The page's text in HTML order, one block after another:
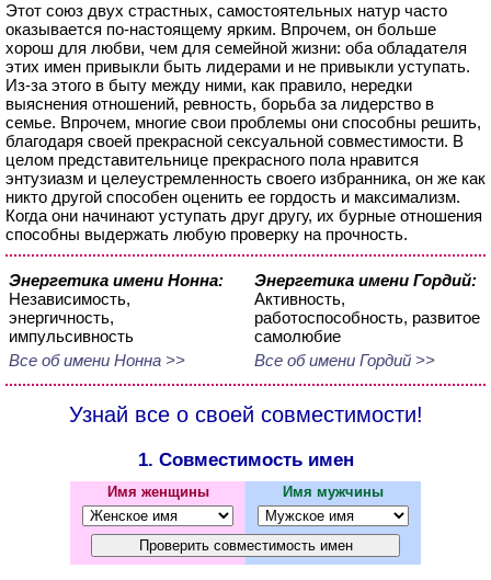
Этот союз двух страстных, самостоятельных натур часто
оказывается по-настоящему ярким. Впрочем, он больше
хорош для любви, чем для семейной жизни: оба обладателя
этих имен привыкли быть лидерами и не привыкли уступать.
Из-за этого в быту между ними, как правило, нередки
выяснения отношений, ревность, борьба за лидерство в
семье. Впрочем, многие свои проблемы они способны решить,
благодаря своей прекрасной сексуальной совместимости. В
целом представительнице прекрасного пола нравится
энтузиазм и целеустремленность своего избранника, он же как
никто другой способен оценить ее гордость и максимализм.
Когда они начинают уступать друг другу, их бурные отношения
способны выдержать любую проверку на прочность.
Энергетика имени Нонна:
Независимость,
энергичность,
импульсивность
Все об имени Нонна >>
Энергетика имени Гордий:
Активность,
работоспособность, развитое
самолюбие
Все об имени Гордий >>
Узнай все о своей совместимости!
1. Совместимость имен
Имя женщины Имя мужчины